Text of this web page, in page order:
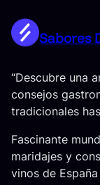
Sabores
“Descubre una
consejos
tradicionales
Fascinante
maridajes y
vinos de España